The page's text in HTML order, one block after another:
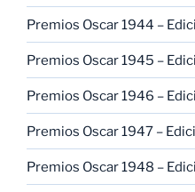
Premios Oscar 1944 –
Premios Oscar 1945 –
Premios Oscar 1946 –
Premios Oscar 1947 –
Premios Oscar 1948 –